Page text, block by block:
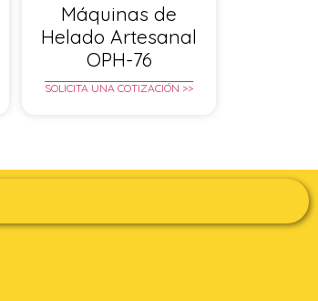
Máquinas de
Helado Artesanal
OPH-76
SOLICITA UNA COTIZACIÓN >>